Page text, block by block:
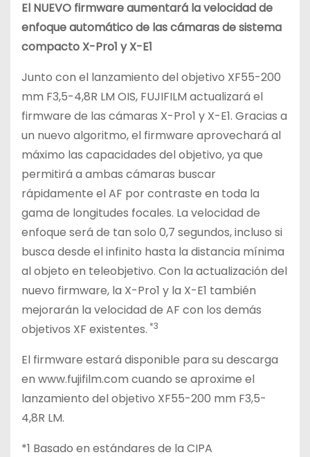
El NUEVO firmware aumentará la velocidad de
enfoque automático de las cámaras de sistema
compacto X-Pro1 y X-E1
Junto con el lanzamiento del objetivo XF55-200
mm F3,5-4,8R LM OIS, FUJIFILM actualizará el
firmware de las cámaras X-Pro1 y X-E1. Gracias a
un nuevo algoritmo, el firmware aprovechará al
máximo las capacidades del objetivo, ya que
permitirá a ambas cámaras buscar
rápidamente el AF por contraste en toda la
gama de longitudes focales. La velocidad de
enfoque será de tan solo 0,7 segundos, incluso si
busca desde el infinito hasta la distancia mínima
al objeto en teleobjetivo. Con la actualización del
nuevo firmware, la X-Pro1 y la X-E1 también
mejorarán la velocidad de AF con los demás
objetivos XF existentes. *3
El firmware estará disponible para su descarga
en www.fujifilm.com cuando se aproxime el
lanzamiento del objetivo XF55-200 mm F3,5-
4,8R LM.
*1 Basado en estándares de la CIPA